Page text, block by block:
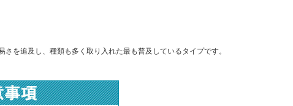
を追及し、種類も多く取り入れた最も普及しているタイプです。